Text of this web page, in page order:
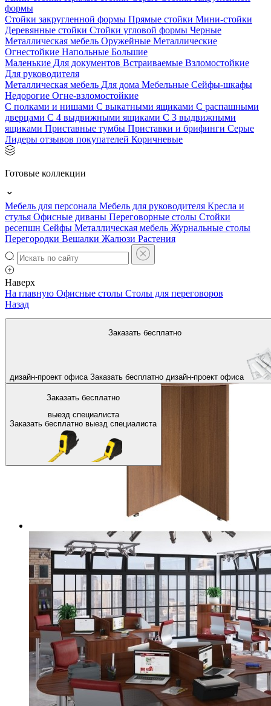
формы
Стойки закругленной формы Прямые стойки Мини-стойки
Деревянные стойки Стойки угловой формы Черные
Металлическая мебель Оружейные Металлические
Огнестойкие Напольные Большие
Маленькие Для документов Встраиваемые Взломостойкие
Для руководителя
Металлическая мебель Для дома Мебельные Сейфы-шкафы
Недорогие Огне-взломостойкие
С полками и нишами С выкатными ящиками С распашными
дверцами С 4 выдвижными ящиками С 3 выдвижными
ящиками Приставные тумбы Приставки и брифинги Серые
Лидеры отзывов покупателей Коричневые
Готовые коллекции
Мебель для персонала Мебель для руководителя Кресла и
стулья Офисные диваны Переговорные столы Стойки
ресепшн Сейфы Металлическая мебель Журнальные столы
Перегородки Вешалки Жалюзи Растения
Наверх
Заказать бесплатно
дизайн-проект офиса Заказать бесплатно дизайн-проект офиса
Заказать бесплатно
выезд специалиста
Заказать бесплатно выезд специалиста
На главную Офисные столы Столы для переговоров
Назад